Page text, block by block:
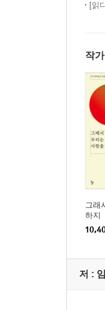
[읽
작
그래
하지
저 :